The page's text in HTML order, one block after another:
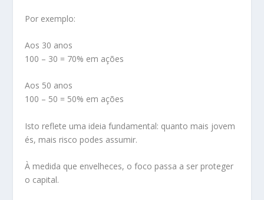
Por exemplo:
Aos 30 anos
100 – 30 = 70% em ações
Aos 50 anos
100 – 50 = 50% em ações
Isto reflete uma ideia fundamental: quanto mais jovem
és, mais risco podes assumir.
À medida que envelheces, o foco passa a ser proteger
o capital.